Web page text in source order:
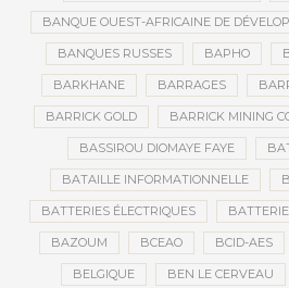
BANQUE OUEST-AFRICAINE DE
BANQUES RUSSES BAPHO
BARKHANE BARRAGES
BARRICK GOLD BARRICK MINING
BASSIROU DIOMAYE FAYE
BATAILLE INFORMATIONNELLE
BATTERIES ÉLECTRIQUES
BAZOUM BCEAO BCID-AES
BELGIQUE BEN LE CERVEAU